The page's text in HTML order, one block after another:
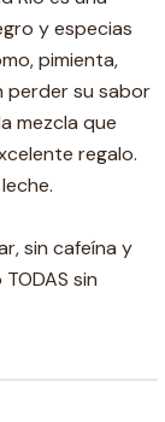
y especias
pimienta,
perder su sabor
mezcla que
regalo.
sin cafeína y
sin